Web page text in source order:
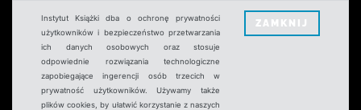
Instytut Książki dba o ochronę prywatności
użytkowników i bezpieczeństwo przetwarzania
ich danych osobowych oraz stosuje
odpowiednie rozwiązania technologiczne
zapobiegające ingerencji osób trzecich w
prywatność użytkowników. Używamy także
plików cookies, by ułatwić korzystanie z naszych
ZAMKNIJ